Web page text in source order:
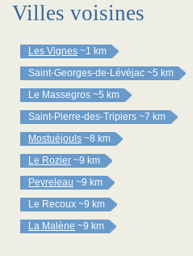
Villes voisines
Les Vignes ~1 km
Saint-Georges-de-Lévéjac ~5 km
Le Massegros ~5 km
Saint-Pierre-des-Tripiers ~7 km
Mostuéjouls ~8 km
Le Rozier ~9 km
Peyreleau ~9 km
Le Recoux ~9 km
La Malène ~9 km